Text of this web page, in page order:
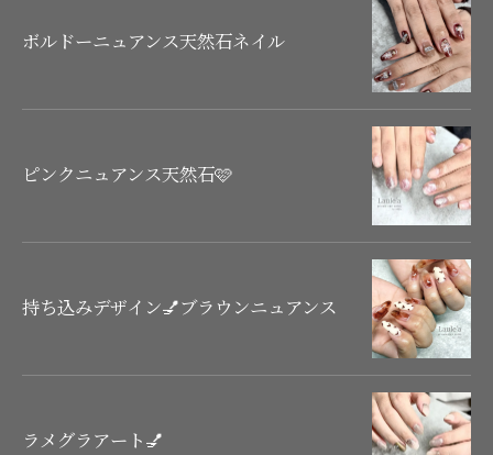
ボルドーニュアンス天然石ネイル
ピンクニュアンス天然石🩷
持ち込みデザイン💅ブラウンニュアンス
ラメグラアート💅